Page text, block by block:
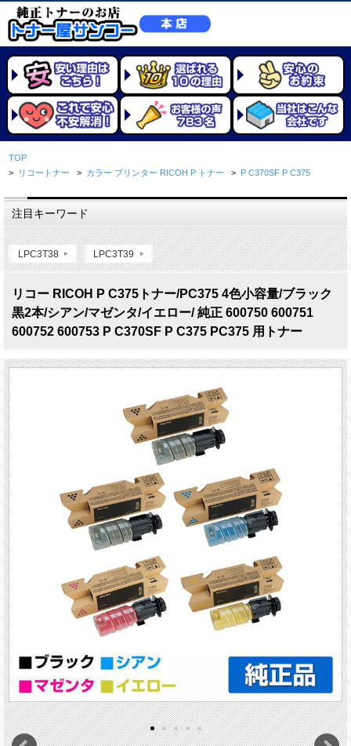
TOP
> リコートナー > カラー プリンター RICOH P トナー > P C370SF P C375
注目キーワード
LPC3T38 LPC3T39
リコー RICOH P C375トナー/PC375 4色小容量/ブラック
黒2本/シアン/マゼンタ/イエロー/ 純正 600750 600751
600752 600753 P C370SF P C375 PC375 用トナー